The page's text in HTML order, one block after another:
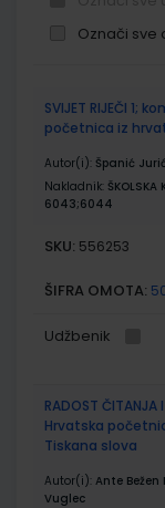
Označi sve
proizvodi
SVIJET RIJEČI 1;
početnica iz
Autor(i): Španić
Nakladnik:
6043;6044
SKU: 556253
ŠIFRA OMOTA:
Udžbenik
RADOST ČITANJA
Hrvatska
Tiskana slova
Autor(i): Ante
Vuglec